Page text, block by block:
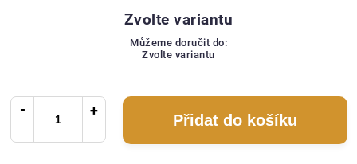
Zvolte variantu
Můžeme doručit do:
Zvolte variantu
Přidat do košíku